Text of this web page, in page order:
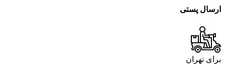
ارسال پستی
برای تهران